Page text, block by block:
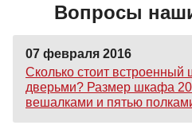
Вопросы
07 февраля 2016
Сколько стоит встроенный
дверьми? Размер шкафа
вешалками и пятью